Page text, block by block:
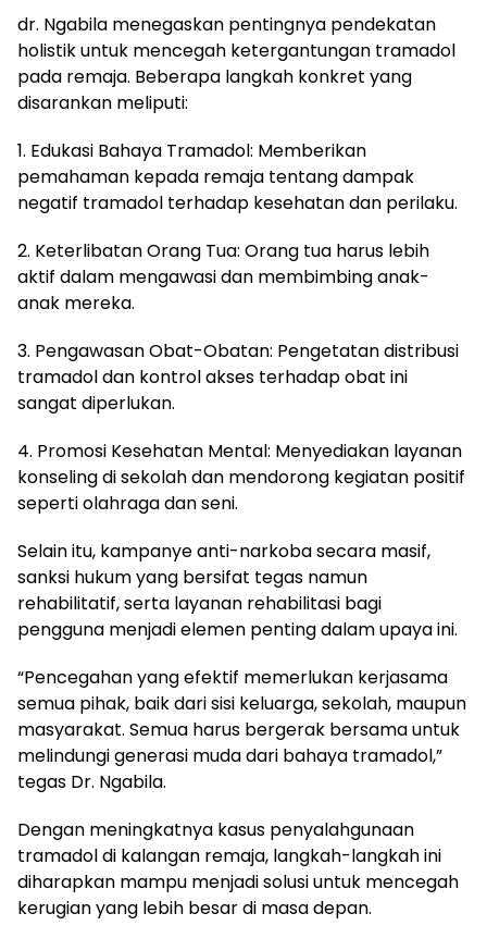
dr. Ngabila menegaskan pentingnya pendekatan
holistik untuk mencegah ketergantungan tramadol
pada remaja. Beberapa langkah konkret yang
disarankan meliputi:
1. Edukasi Bahaya Tramadol: Memberikan
pemahaman kepada remaja tentang dampak
negatif tramadol terhadap kesehatan dan perilaku.
2. Keterlibatan Orang Tua: Orang tua harus lebih
aktif dalam mengawasi dan membimbing anak-
anak mereka.
3. Pengawasan Obat-Obatan: Pengetatan distribusi
tramadol dan kontrol akses terhadap obat ini
sangat diperlukan.
4. Promosi Kesehatan Mental: Menyediakan layanan
konseling di sekolah dan mendorong kegiatan positif
seperti olahraga dan seni.
Selain itu, kampanye anti-narkoba secara masif,
sanksi hukum yang bersifat tegas namun
rehabilitatif, serta layanan rehabilitasi bagi
pengguna menjadi elemen penting dalam upaya ini.
“Pencegahan yang efektif memerlukan kerjasama
semua pihak, baik dari sisi keluarga, sekolah, maupun
masyarakat. Semua harus bergerak bersama untuk
melindungi generasi muda dari bahaya tramadol,”
tegas Dr. Ngabila.
Dengan meningkatnya kasus penyalahgunaan
tramadol di kalangan remaja, langkah-langkah ini
diharapkan mampu menjadi solusi untuk mencegah
kerugian yang lebih besar di masa depan.